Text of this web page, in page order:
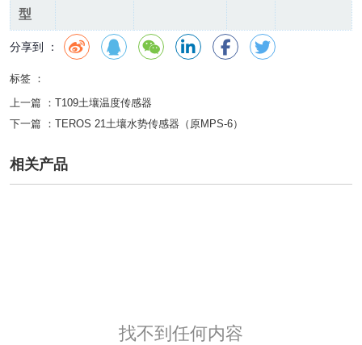
型
分享到 ：
标签 ：
上一篇 ： T109土壤温度传感器
下一篇 ： TEROS 21土壤水势传感器（原MPS-6）
相关产品
找不到任何内容